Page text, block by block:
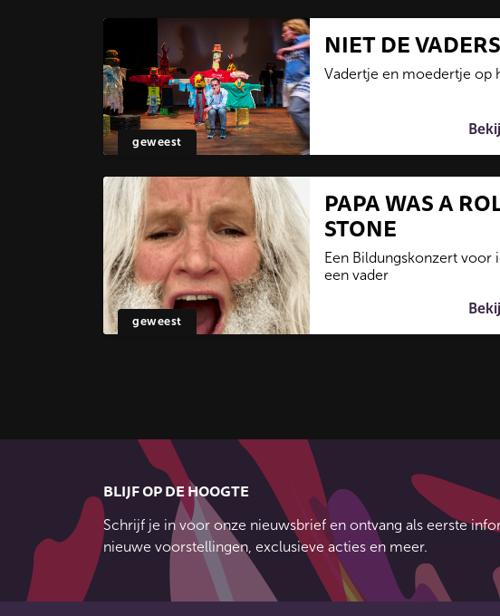
geweest
NIET DE VADERS
Vadertje en moedertje op
geweest
PAPA WAS A
STONE
Een Bildungskonzert voor
een vader
BLIJF OP DE HOOGTE
Schrijf je in voor onze nieuwsbrief en ontvang als eerste
nieuwe voorstellingen, exclusieve acties en meer.